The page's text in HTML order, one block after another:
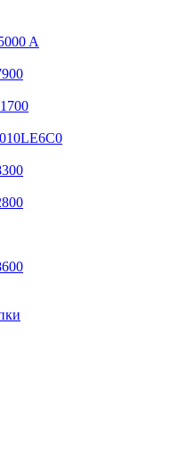
A